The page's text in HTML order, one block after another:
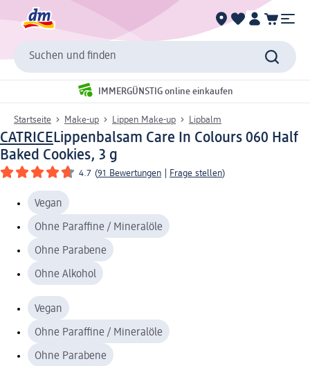
Suchen und finden
IMMERGÜNSTIG online einkaufen
Startseite Make-up Lippen Make-up Lipbalm
CATRICELippenbalsam Care In Colours 060 Half
Baked Cookies, 3 g
4.7 (91 Bewertungen Frage stellen)
Vegan
Ohne Paraffine / Mineralöle
Ohne Parabene
Ohne Alkohol
Vegan
Ohne Paraffine / Mineralöle
Ohne Parabene